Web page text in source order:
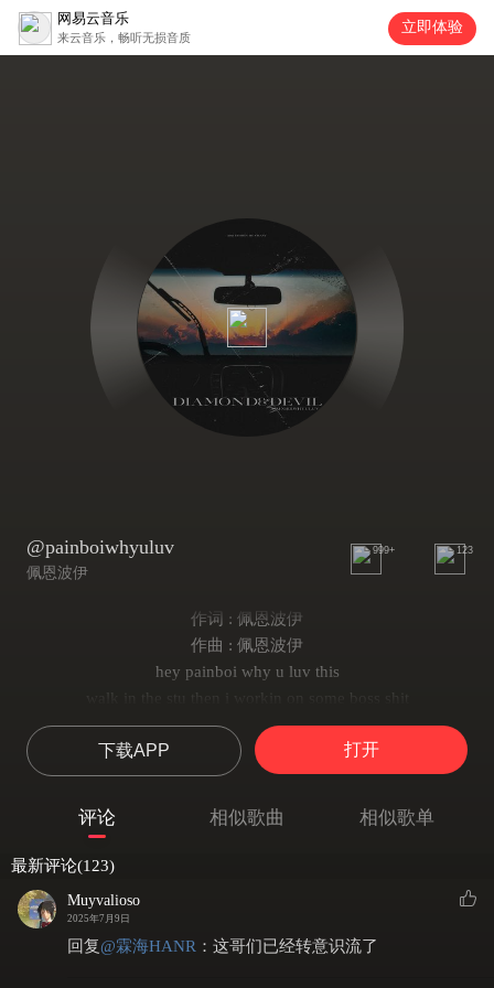
网易云音乐
来云音乐，畅听无损音质
立即体验
@painboiwhyuluv
佩恩波伊
999+ 123
作词 : 佩恩波伊
作曲 : 佩恩波伊
hey painboi why u luv this
walk in the stu then i workin on some boss shit
really luv the vibe when u come and get some mosh pit
life so bad
but keep goin on dat shit
walk in the stu then i workin on some boss shit
really luv the vibe when u come and get some mosh pit
i jus luv the vibe
下载APP 打开
评论 相似歌曲 相似歌单
最新评论(123)
Muyvalioso
2025年7月9日
回复@霖海HANR ： 这哥们已经转意识流了